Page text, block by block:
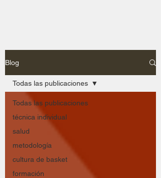
Blog
Todas las publicaciones
técnica individual
salud
metodología
cultura de basket
formación
Todas las publicaciones